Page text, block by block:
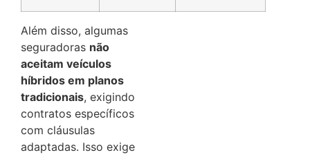
Além disso, algumas
seguradoras não
aceitam veículos
híbridos em planos
tradicionais, exigindo
contratos específicos
com cláusulas
adaptadas. Isso exige